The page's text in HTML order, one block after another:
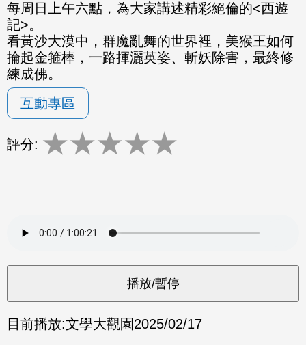
每周日上午六點，為大家講述精彩絕倫的<西遊
記>。
看黃沙大漠中，群魔亂舞的世界裡，美猴王如何
掄起金箍棒，一路揮灑英姿、斬妖除害，最終修
練成佛。
互動專區
評分: ★★★★★
目前播放:文學大觀園2025/02/17